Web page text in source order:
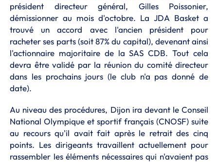
président directeur général, Gilles Poissonier,
démissionner au mois d'octobre. La JDA Basket a
trouvé un accord avec l'ancien président pour
racheter ses parts (soit 87% du capital), devenant ainsi
l'actionnaire majoritaire de la SAS CDB. Tout cela
devra être validé par la réunion du comité directeur
dans les prochains jours (le club n'a pas donné de
date).
Au niveau des procédures, Dijon ira devant le Conseil
National Olympique et sportif français (CNOSF) suite
au recours qu'il avait fait après le retrait des cinq
points. Les dirigeants travaillent actuellement pour
rassembler les éléments nécessaires qui n'avaient pas